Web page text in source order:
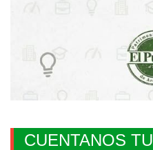
CUENTANOS